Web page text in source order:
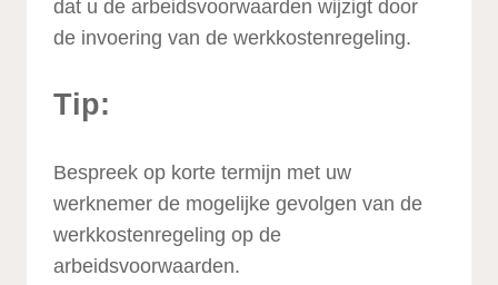
dat u de arbeidsvoorwaarden wijzigt door
de invoering van de werkkostenregeling.
Tip:
Bespreek op korte termijn met uw
werknemer de mogelijke gevolgen van de
werkkostenregeling op de
arbeidsvoorwaarden.